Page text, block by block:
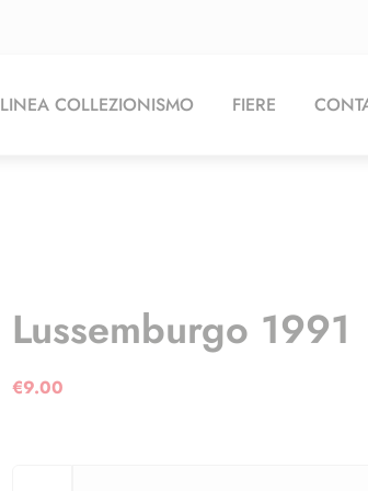
LINEA COLLEZIONISMO FIERE
Lussemburgo 1991
€9.00